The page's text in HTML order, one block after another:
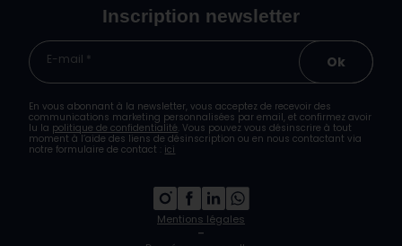
Inscription newsletter
E-mail * Ok
En vous abonnant à la newsletter, vous acceptez de recevoir des
communications marketing personnalisées par email, et confirmez avoir
lu la politique de confidentialité . Vous pouvez vous désinscrire à tout
moment à l’aide des liens de désinscription ou en nous contactant via
notre formulaire de contact : ici
Mentions légales
-